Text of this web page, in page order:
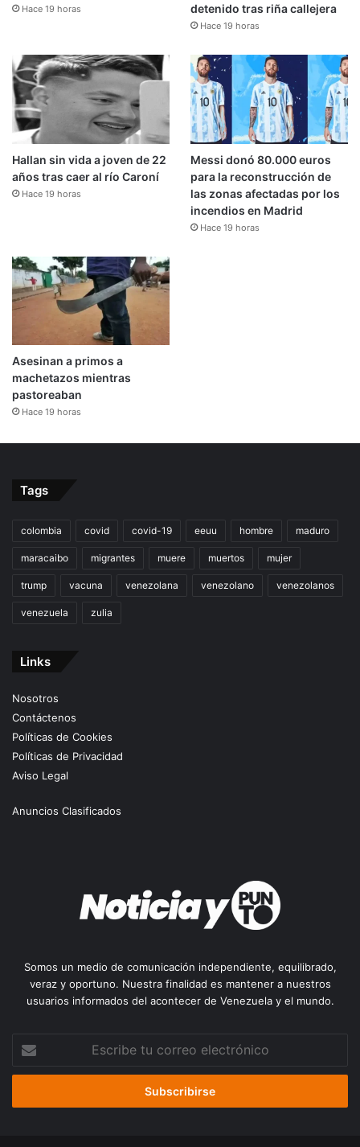
Hace 19 horas
detenido tras riña callejera
Hace 19 horas
Hallan sin vida a joven de 22
años tras caer al río Caroní
Hace 19 horas
Messi donó 80.000 euros
para la reconstrucción de
las zonas afectadas por los
incendios en Madrid
Hace 19 horas
Asesinan a primos a
machetazos mientras
pastoreaban
Hace 19 horas
Tags
colombia covid covid-19 eeuu hombre maduro
maracaibo migrantes muere muertos mujer
trump vacuna venezolana venezolano venezolanos
venezuela zulia
Links
Nosotros
Contáctenos
Políticas de Cookies
Políticas de Privacidad
Aviso Legal
Anuncios Clasificados
Somos un medio de comunicación independiente, equilibrado,
veraz y oportuno. Nuestra finalidad es mantener a nuestros
usuarios informados del acontecer de Venezuela y el mundo.
correo